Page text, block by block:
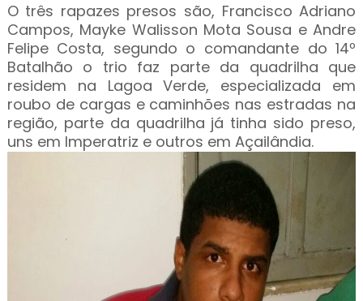
O três rapazes presos são, Francisco Adriano
Campos, Mayke Walisson Mota Sousa e Andre
Felipe Costa, segundo o comandante do 14º
Batalhão o trio faz parte da quadrilha que
residem na Lagoa Verde, especializada em
roubo de cargas e caminhões nas estradas na
região, parte da quadrilha já tinha sido preso,
uns em Imperatriz e outros em Açailândia.